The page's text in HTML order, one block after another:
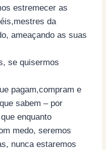
estremecer as
da
ameaçando as suas
se quisermos
pagam,compram e
sabem – por
enquanto
medo, seremos
nunca estaremos